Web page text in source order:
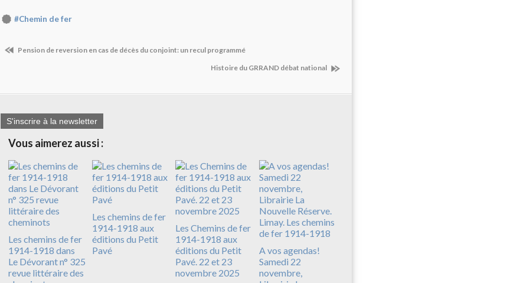
#Chemin de fer
Pension de reversion en cas de décès du conjoint: un recul programmé
Histoire du GRRAND débat national
S'inscrire à la newsletter
Vous aimerez aussi :
Les chemins de fer
1914-1918 dans
Le Dévorant n° 325
revue littéraire des
Les chemins de fer
1914-1918 aux
éditions du Petit
Pavé
Les Chemins de fer
1914-1918 aux
éditions du Petit
Pavé. 22 et 23
novembre 2025
A vos agendas!
Samedi 22
novembre,